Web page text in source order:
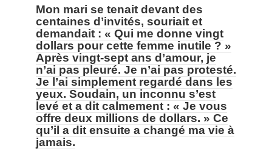
Mon mari se tenait devant des
centaines d’invités, souriait et
demandait : « Qui me donne vingt
dollars pour cette femme inutile ? »
Après vingt-sept ans d’amour, je
n’ai pas pleuré. Je n’ai pas protesté.
Je l’ai simplement regardé dans les
yeux. Soudain, un inconnu s’est
levé et a dit calmement : « Je vous
offre deux millions de dollars. » Ce
qu’il a dit ensuite a changé ma vie à
jamais.